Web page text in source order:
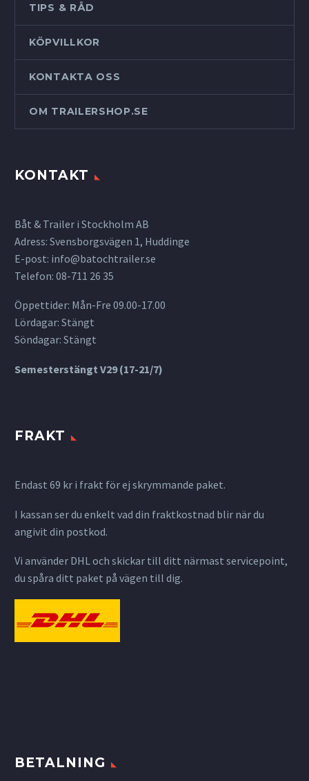
TIPS & RÅD
KÖPVILLKOR
KONTAKTA OSS
OM TRAILERSHOP.SE
KONTAKT
Båt & Trailer i Stockholm AB
Adress: Svensborgsvägen 1, Huddinge
E-post: info@batochtrailer.se
Telefon: 08-711 26 35
Öppettider: Mån-Fre 09.00-17.00
Lördagar: Stängt
Söndagar: Stängt
Semesterstängt V29 (17-21/7)
FRAKT
Endast 69 kr i frakt för ej skrymmande paket.
I kassan ser du enkelt vad din fraktkostnad blir när du
angivit din postkod.
Vi använder DHL och skickar till ditt närmast servicepoint,
du spåra ditt paket på vägen till dig.
BETALNING